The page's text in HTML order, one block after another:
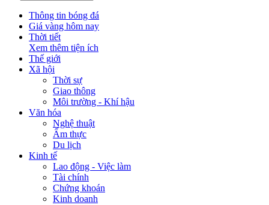
Thông tin bóng đá
Giá vàng hôm nay
Thời tiết
Xem thêm tiện ích
Thế giới
Xã hội
Thời sự
Giao thông
Môi trường - Khí hậu
Văn hóa
Nghệ thuật
Ẩm thực
Du lịch
Kinh tế
Lao động - Việc làm
Tài chính
Chứng khoán
Kinh doanh